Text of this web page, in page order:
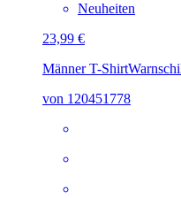
Neuheiten
23,99 €
Männer T-Shirt
von 120451778